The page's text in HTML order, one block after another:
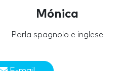
Mónica
Parla spagnolo e inglese